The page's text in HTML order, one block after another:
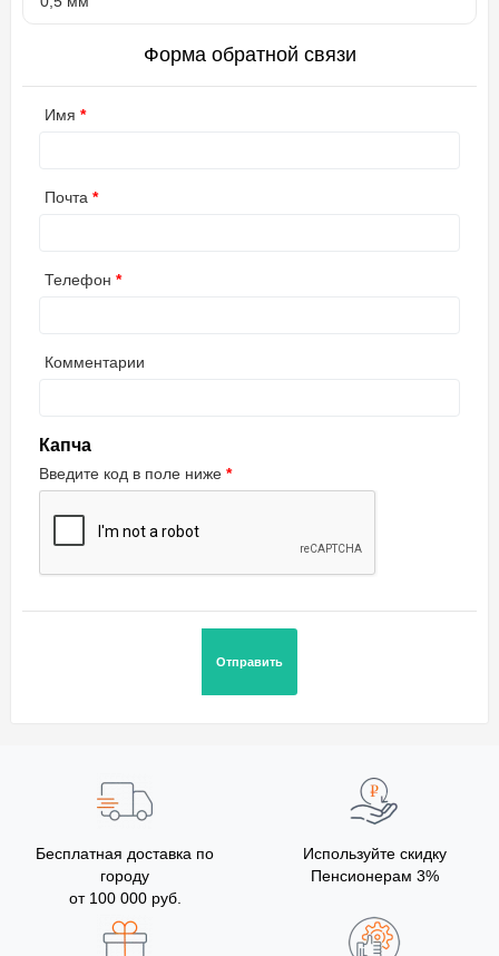
Форма обратной связи
Имя
Почта
Телефон
Комментарии
Капча
Введите код в поле ниже
Бесплатная доставка по
городу
от 100 000 руб.
Используйте скидку
Пенсионерам 3%